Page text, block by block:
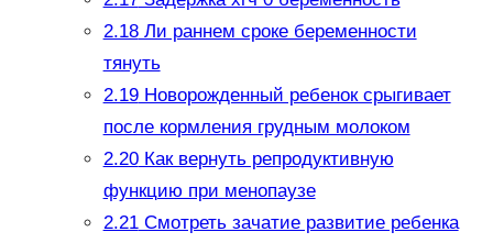
2.18Ли раннем сроке беременности
тянуть
2.19Новорожденный ребенок срыгивает
после кормления грудным молоком
2.20Как вернуть репродуктивную
функцию при менопаузе
2.21Смотреть зачатие развитие ребенка